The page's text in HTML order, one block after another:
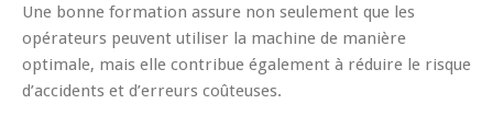
Une bonne formation assure non seulement que les
opérateurs peuvent utiliser la machine de manière
optimale, mais elle contribue également à réduire le risque
d’accidents et d’erreurs coûteuses.